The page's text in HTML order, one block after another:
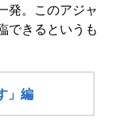
発。このアジャ
できるというも
」編